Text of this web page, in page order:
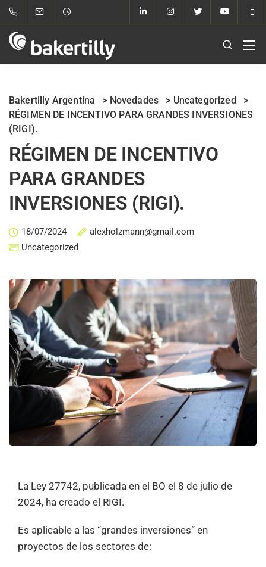
Bakertilly Argentina > Novedades > Uncategorized
>
RÉGIMEN DE INCENTIVO PARA GRANDES INVERSIONES
(RIGI).
RÉGIMEN DE INCENTIVO
PARA GRANDES
INVERSIONES (RIGI).
18/07/2024
alexholzmann@gmail.com
Uncategorized
La Ley 27742, publicada en el BO el 8 de julio de
2024, ha creado el RIGI.
Es aplicable a las “grandes inversiones” en
proyectos de los sectores de: